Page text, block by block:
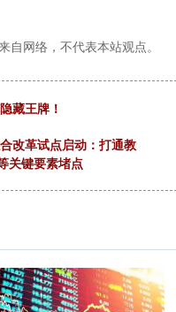
自网络，不代表本站观点。
藏王牌！
改革试点启动：打通教
关键要素堵点